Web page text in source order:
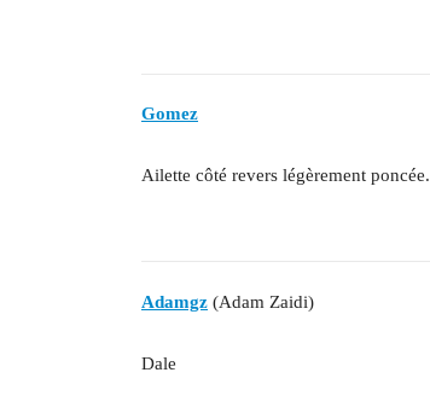
Gomez
Ailette côté revers légèrement poncée.
Adamgz (Adam Zaidi)
Dale